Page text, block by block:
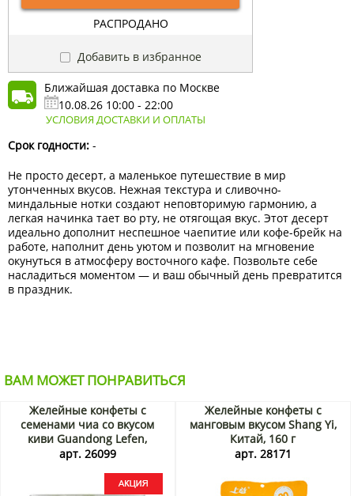
РАСПРОДАНО
Добавить в избранное
Ближайшая доставка по Москве
10.08.26 10:00 - 22:00
УСЛОВИЯ ДОСТАВКИ И ОПЛАТЫ
Срок годности: -
Не просто десерт, а маленькое путешествие в мир
утонченных вкусов. Нежная текстура и сливочно-
миндальные нотки создают неповторимую гармонию, а
легкая начинка тает во рту, не отягощая вкус. Этот десерт
идеально дополнит неспешное чаепитие или кофе-брейк на
работе, наполнит день уютом и позволит на мгновение
окунуться в атмосферу восточного кафе. Позвольте себе
насладиться моментом — и ваш обычный день превратится
в праздник.
ВАМ МОЖЕТ ПОНРАВИТЬСЯ
Желейные конфеты с
семенами чиа со вкусом
киви Guandong Lefen,
Китай, 80 г Акция
арт. 26099
Желейные конфеты с
манговым вкусом Shang Yi,
Китай, 160 г
арт. 28171